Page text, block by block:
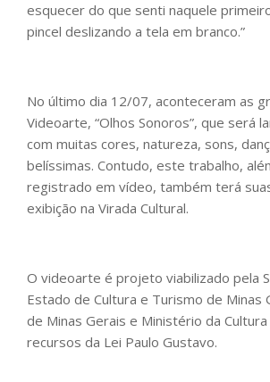
esquecer do que senti naquele
pincel deslizando a tela em branco.”
No último dia 12/07, aconteceram as
Videoarte, “Olhos Sonoros”, que será
com muitas cores, natureza, sons,
belíssimas. Contudo, este trabalho,
registrado em vídeo, também terá
exibição na Virada Cultural.
O videoarte é projeto viabilizado pela
Estado de Cultura e Turismo de Minas
de Minas Gerais e Ministério da
recursos da Lei Paulo Gustavo.